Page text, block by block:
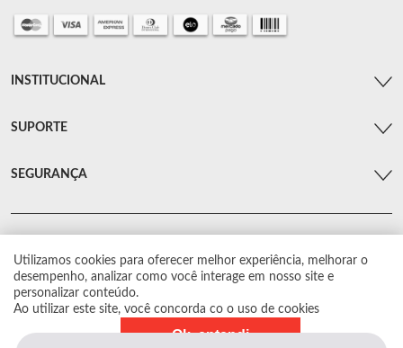
Utilizamos cookies para oferecer melhor experiência, melhorar o
desempenho, analizar como você interage em nosso site e
personalizar conteúdo.
Ao utilizar este site, você concorda co o uso de cookies
Ok, entendi
INSTITUCIONAL
SUPORTE
SEGURANÇA
© Arsenal Car. Todos os direitos reservados.
Proibida reprodução total ou parcial. Preços e estoque sujeito a alterações sem
aviso prévio.